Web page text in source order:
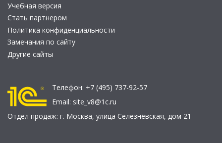
Учебная версия
Стать партнером
Политика конфиденциальности
Замечания по сайту
Другие сайты
Телефон: +7 (495) 737-92-57
Email: site_v8@1c.ru
Отдел продаж: г. Москва, улица Селезнёвская, дом 21